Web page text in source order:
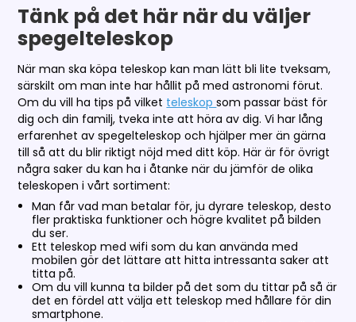
Tänk på det här när du väljer
spegelteleskop
När man ska köpa teleskop kan man lätt bli lite tveksam,
särskilt om man inte har hållit på med astronomi förut.
Om du vill ha tips på vilket teleskopsom passar bäst för
dig och din familj, tveka inte att höra av dig. Vi har lång
erfarenhet av spegelteleskop och hjälper mer än gärna
till så att du blir riktigt nöjd med ditt köp. Här är för övrigt
några saker du kan ha i åtanke när du jämför de olika
teleskopen i vårt sortiment:
Man får vad man betalar för, ju dyrare teleskop, desto
fler praktiska funktioner och högre kvalitet på bilden
du ser.
Ett teleskop med wifi som du kan använda med
mobilen gör det lättare att hitta intressanta saker att
titta på.
Om du vill kunna ta bilder på det som du tittar på så är
det en fördel att välja ett teleskop med hållare för din
smartphone.